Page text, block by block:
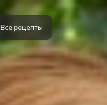
Все рецепты